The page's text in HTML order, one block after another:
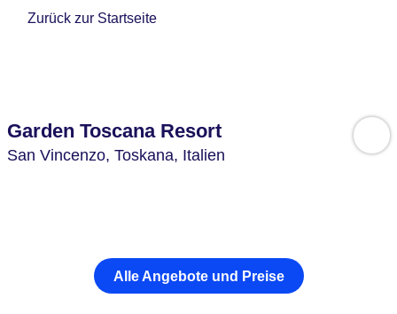
Zurück zur Startseite
Garden Toscana Resort
San Vincenzo, Toskana, Italien
Alle Angebote und Preise